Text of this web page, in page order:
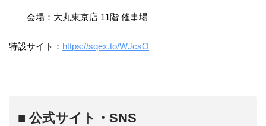
会場：大丸東京店 11階 催事場
特設サイト： https://sqex.to/WJcsO
■ 公式サイト・SNS